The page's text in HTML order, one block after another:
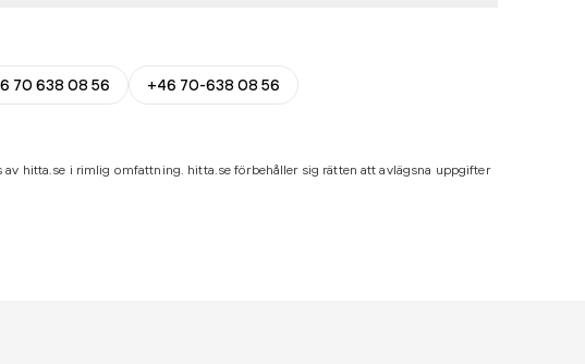
70 638 08 56
+46 70-638 08 56
hitta.se i rimlig omfattning. hitta.se förbehåller sig rätten att avlägsna uppgifter